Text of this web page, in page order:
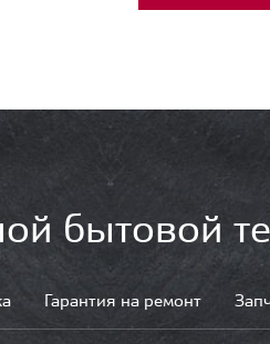
бытовой
Гарантия на ремонт